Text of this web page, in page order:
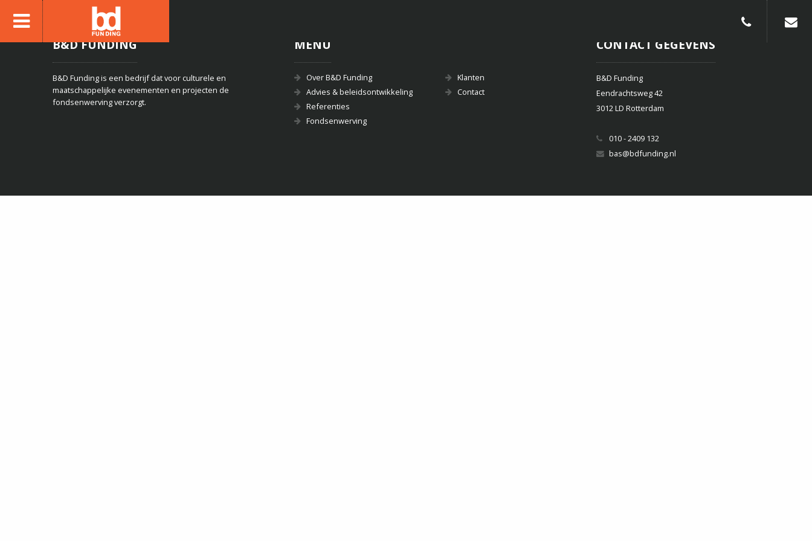
010-
B&D FUNDING
B&D Funding is een bedrijf dat voor culturele en
maatschappelijke evenementen en projecten de
fondsenwerving verzorgt.
MENU
Over B&D Funding
Advies & beleidsontwikkeling
Referenties
Fondsenwerving
Klanten
Contact
CONTACT GEGEVENS
B&D Funding
Eendrachtsweg 42
3012 LD Rotterdam
010 - 2409 132
bas@bdfunding.nl